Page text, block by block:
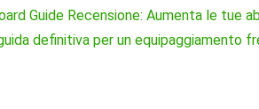
Guide Recensione: Aumenta le tue
definitiva per un equipaggiamento